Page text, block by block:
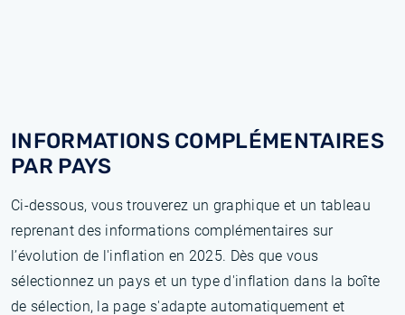
INFORMATIONS COMPLÉMENTAIRES
PAR PAYS
Ci-dessous, vous trouverez un graphique et un tableau
reprenant des informations complémentaires sur
l’évolution de l'inflation en 2025. Dès que vous
sélectionnez un pays et un type d'inflation dans la boîte
de sélection, la page s'adapte automatiquement et